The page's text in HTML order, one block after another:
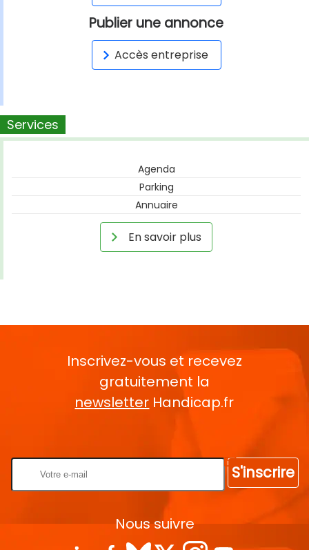
Publier une annonce
Accès entreprise
Services
Agenda
Parking
Annuaire
En savoir plus
Inscrivez-vous et recevez
gratuitement la
newsletter Handicap.fr
S'inscrire
Nous suivre